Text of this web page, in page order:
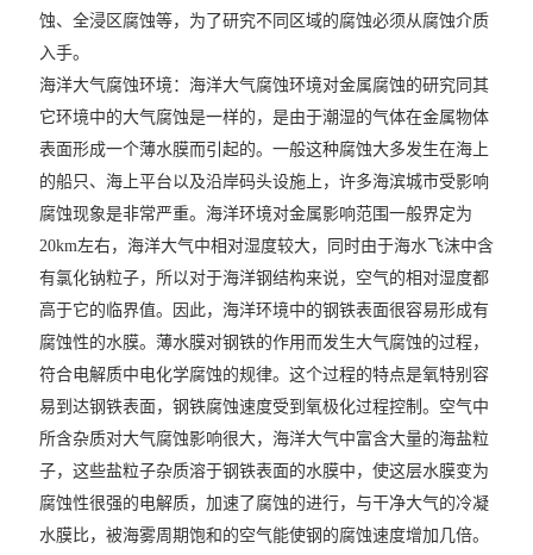
蚀、全浸区腐蚀等，为了研究不同区域的腐蚀必须从腐蚀介质
入手。
海洋大气腐蚀环境：海洋大气腐蚀环境对金属腐蚀的研究同其
它环境中的大气腐蚀是一样的，是由于潮湿的气体在金属物体
表面形成一个薄水膜而引起的。一般这种腐蚀大多发生在海上
的船只、海上平台以及沿岸码头设施上，许多海滨城市受影响
腐蚀现象是非常严重。海洋环境对金属影响范围一般界定为
20km左右，海洋大气中相对湿度较大，同时由于海水飞沫中含
有氯化钠粒子，所以对于海洋钢结构来说，空气的相对湿度都
高于它的临界值。因此，海洋环境中的钢铁表面很容易形成有
腐蚀性的水膜。薄水膜对钢铁的作用而发生大气腐蚀的过程，
符合电解质中电化学腐蚀的规律。这个过程的特点是氧特别容
易到达钢铁表面，钢铁腐蚀速度受到氧极化过程控制。空气中
所含杂质对大气腐蚀影响很大，海洋大气中富含大量的海盐粒
子，这些盐粒子杂质溶于钢铁表面的水膜中，使这层水膜变为
腐蚀性很强的电解质，加速了腐蚀的进行，与干净大气的冷凝
水膜比，被海雾周期饱和的空气能使钢的腐蚀速度增加几倍。